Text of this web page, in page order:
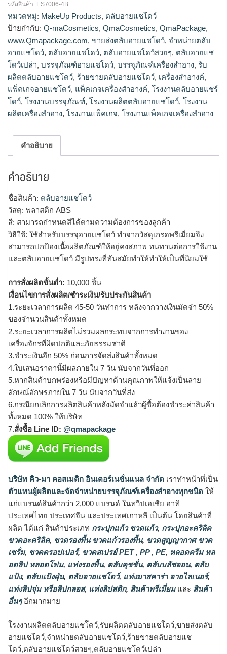
โรงงานผลิตตลับอายแชโดว์,รับผลิตตลับอายแชโดว์,ขายส่งตลับ
อายแชโดว์,จำหน่ายตลับอายแชโดว์,ร้ายขายตลับอายแช
โดว์,ตลับอายแชโดว์สวยๆ,ตลับอายแชโดว์เปล่า
รหัสสินค้า: ES7006-4B
หมวดหมู่: MakeUp Products, ตลับอายแชโดว์
ป้ายกำกับ: Q-maCosmetics, QmaCosmetics, QmaPackage,
www.Qmapackage.com, ขายส่งตลับอายแชโดว์, จำหน่ายตลับ
อายแชโดว์, ตลับอายแชโดว์, ตลับอายแชโดว์สวยๆ, ตลับอายแช
โดว์เปล่า, บรรจุภัณฑ์อายแชโดว์, บรรจุภัณฑ์เครื่องสำอาง, รับ
ผลิตตลับอายแชโดว์, ร้ายขายตลับอายแชโดว์, เครื่องสำอางค์,
แพ็คเกจอายแชโดว์, แพ็คเกจเครื่องสำอางค์, โรงงานตลับอายแชร์
โดว์, โรงงานบรรจุภัณฑ์, โรงงานผลิตตลับอายแชโดว์, โรงงาน
ผลิตเครื่องสำอาง, โรงงานแพ็คเกจ, โรงงานแพ็คเกจเครื่องสำอาง
คำอธิบาย
คำอธิบาย
ชื่อสินค้า: ตลับอายแชโดว์
วัสดุ: พลาสติก ABS
สี: สามารถกำหนดสีได้ตามความต้องการของลูกค้า
วิธีใช้: ใช้สำหรับบรรจุอายเเชโดว์ ทำจากวัสดุเกรดพรีเมี่ยมจึง
สามารถปกป้องเนื้อผลิตภัณฑ์ให้อยู่คงสภาพ ทนทานต่อการใช้งาน
เเละตลับอายเเชโดว์ มีรูปทรงที่ทันสมัยทำให้ทำให้เป็นที่นิยมใช้
การสั่งผลิตขั้นต่ำ: 10,000 ชิ้น
เงื่อนไขการสั่งผลิต/ชำระเงิน/รับประกันสินค้า
1.ระยะเวลาการผลิต 45-50 วันทำการ หลังจากวางเงินมัดจำ 50%
ของจำนวนสินค้าทั้งหมด
2.ระยะเวลาการผลิตไม่รวมผลกระทบจากการทำงานของ
เครื่องจักรที่ผิดปกติและภัยธรรมชาติ
3.ชำระเงินอีก 50% ก่อนการจัดส่งสินค้าทั้งหมด
4.ใบเสนอราคานี้มีผลภายใน 7 วัน นับจากวันที่ออก
5.หากสินค้าบกพร่องหรือมีปัญหาด้านคุณภาพให้แจ้งเป็นลาย
ลักษณ์อักษรภายใน 7 วัน นับจากวันที่ส่ง
6.กรณียกเลิกการผลิตสินค้าหลังมัดจำแล้วผู้ซื้อต้องชำระค่าสินค้า
ทั้งหมด 100% ให้บริษัท
7.สั่งซื้อ Line ID: @qmapackage
บริษัท คิว-มา คอสเมติก อินเตอร์เนชั่นแนล จำกัด เราทำหน้าที่เป็น
ตัวแทนผู้ผลิตและจัดจำหน่ายบรรจุภัณฑ์เครื่องสำอางทุกชนิด ให้
แก่แบรนด์สินค้ากว่า 2,000 แบรนด์ ในทวีปเอเชีย อาทิ
ประเทศไทย ประเทศจีน และประเทศเกาหลี เป็นต้น โดยสินค้าที่
ผลิต ได้แก่ สินค้าประเภท กระปุกแก้ว ขวดแก้ว, กระปุกอะคริลิค
ขวดอะคริลิค, ขวดรองพื้น ขวดแก้วรองพื้น, ขวดสูญญากาศ ขวด
เซรั่ม, ขวดดรอปเปอร์, ขวดสเปรย์ PET , PP , PE, หลอดครีม หล
อดลิป หลอดโฟม, แท่งรองพื้น, ตลับคุชชั่น, ตลับบลัชออน, ตลับ
แป้ง, ตลับแป้งฝุ่น, ตลับอายแชโดว์, แท่งมาสคาร่า อายไลเนอร์,
แท่งลิปจุ่ม หรือลิปกลอส, แท่งลิปสติก, สินค้าพรีเมี่ยมและ สินค้า
อื่นๆอีกมากมาย
โรงงานผลิตตลับอายแชโดว์,รับผลิตตลับอายแชโดว์,ขายส่งตลับ
อายแชโดว์,จำหน่ายตลับอายแชโดว์,ร้ายขายตลับอายแช
โดว์,ตลับอายแชโดว์สวยๆ,ตลับอายแชโดว์เปล่า